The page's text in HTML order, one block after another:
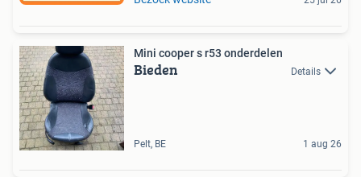
Mini cooper s r53 onderdelen
Bieden Details
Pelt, BE 1 aug 26